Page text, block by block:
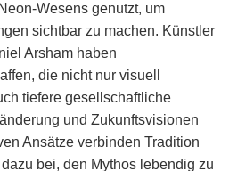
Wesens genutzt, um
sichtbar zu machen. Künstler
Arsham haben
die nicht nur visuell
tiefere gesellschaftliche
und Zukunftsvisionen
Ansätze verbinden Tradition
bei, den Mythos lebendig zu